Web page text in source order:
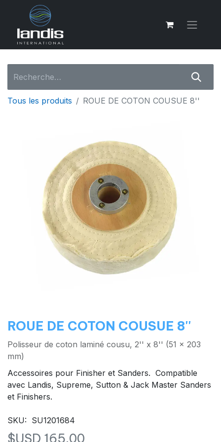
Tous les produits ROUE DE COTON COUSUE 8''
ROUE DE COTON COUSUE 8''
Polisseur de coton laminé cousu, 2'' x 8'' (51 x 203
mm)
Accessoires pour Finisher et Sanders. Compatible
avec Landis, Supreme, Sutton & Jack Master Sanders
et Finishers.
SKU: SU1201684
$USD 165,00